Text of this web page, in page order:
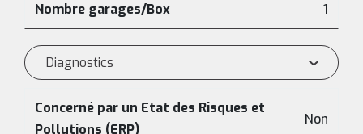
Nombre garages/Box 1
Diagnostics
Concerné par un Etat des Risques et
Pollutions (ERP)
Non